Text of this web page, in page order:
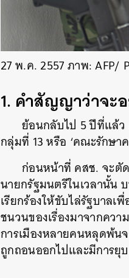
27 พ.ค. 2557 ภาพ: AFP/
1. คำสัญญาว่าจะ
ย้อนกลับไป 5 ปีที่แล้ว
กลุ่มที่ 13 หรือ ‘คณะรักษา
ก่อนหน้าที่ คสช. จะตั
นายกรัฐมนตรีในเวลานั้น
เรียกร้องให้ขับไล่รัฐบาล
ชนวนของเรื่องมาจากคว
การเมืองหลายคนหลุดพ้น
ถูกถอนออกไปและมีการยุ